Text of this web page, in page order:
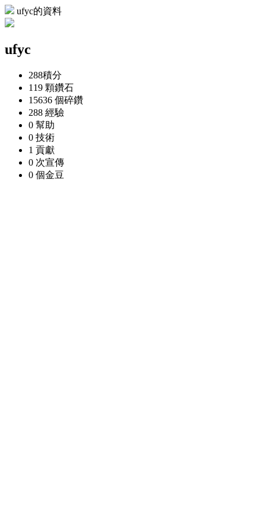
ufyc的資料
ufyc
288積分
119 顆鑽石
15636 個碎鑽
288 經驗
0 幫助
0 技術
1 貢獻
0 次宣傳
0 個金豆